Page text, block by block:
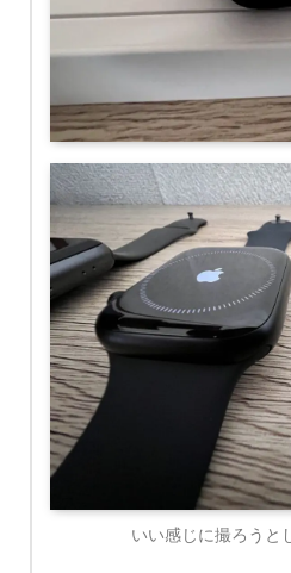
いい感じに撮ろうと